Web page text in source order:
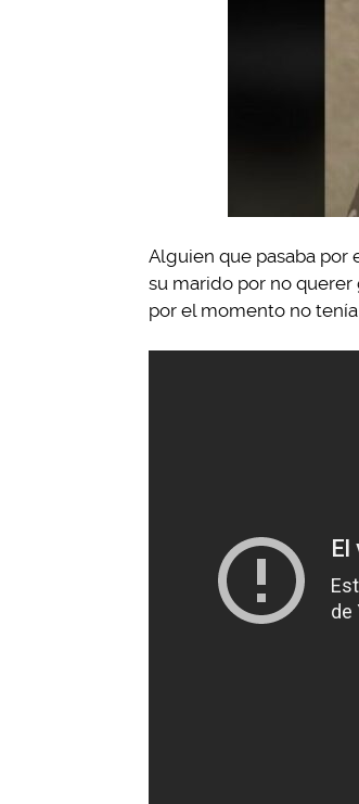
Alguien que pasaba por
su marido por no
por el momento no